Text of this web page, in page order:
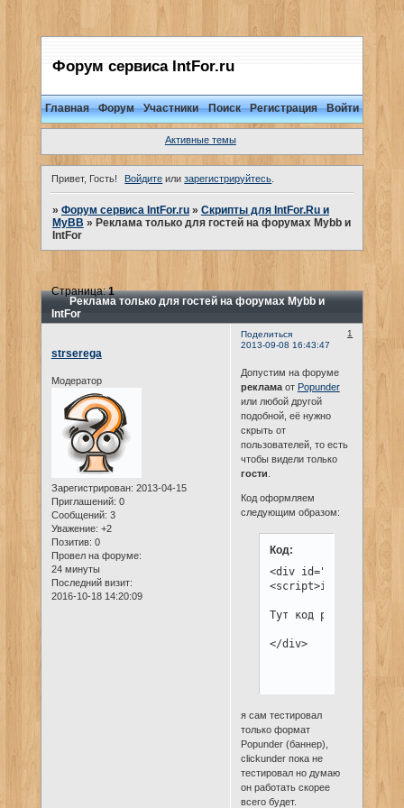
Форум сервиса IntFor.ru
Главная Форум Участники Поиск Регистрация Войти
Активные темы
Привет, Гость! Войдите илизарегистрируйтесь.
» Форум сервиса IntFor.ru » Скрипты для IntFor.Ru и
MyBB » Реклама только для гостей на форумах Mybb и
IntFor
Реклама только для гостей на форумах Mybb и
IntFor
Страница:1
Поделиться
1
2013-09-08 16:43:47
strserega
Модератор
Зарегистрирован: 2013-04-15
Приглашений: 0
Сообщений: 3
Уважение: +2
Позитив: 0
Провел на форуме:
24 минуты
Последний визит:
2016-10-18 14:20:09
Допустим на форуме
рекламаот Popunder
или любой другой
подобной, её нужно
скрыть от
пользователей, то есть
чтобы видели только
гости
Код оформляем
следующим образом:
Код:
<div id="guest"
<script>if (GroupID
Тут код рекламы
</div>
я сам тестировал
только формат
Popunder (баннер),
clickunder пока не
тестировал но думаю
он работать скорее
всего будет.